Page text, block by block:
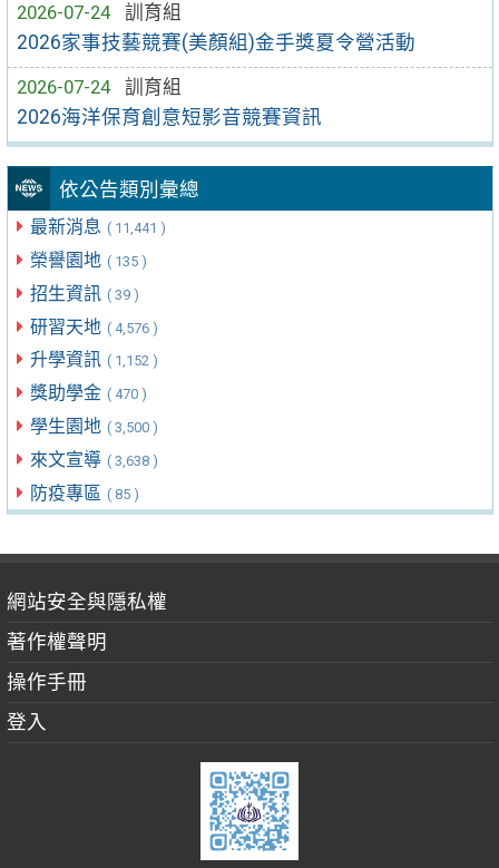
2026-07-24
訓育組
2026家事技藝競賽(美顏組)金手獎夏令營活動
2026-07-24
訓育組
2026海洋保育創意短影音競賽資訊
依公告類別彙總
最新消息 ( 11,441 )
榮譽園地 ( 135 )
招生資訊 ( 39 )
研習天地 ( 4,576 )
升學資訊 ( 1,152 )
獎助學金 ( 470 )
學生園地 ( 3,500 )
來文宣導 ( 3,638 )
防疫專區 ( 85 )
網站安全與隱私權
著作權聲明
操作手冊
登入